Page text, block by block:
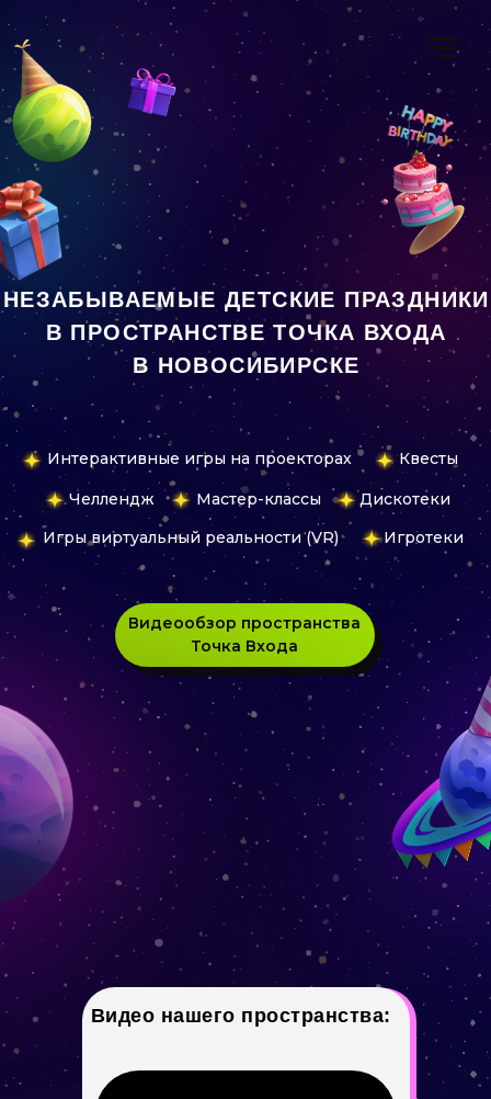
Челлендж
Мастер-классы
Игротеки
Дискотеки
Игры виртуальный реальности (VR)
НЕЗАБЫВАЕМЫЕ ДЕТСКИЕ ПРАЗДНИКИ
В ПРОСТРАНСТВЕ ТОЧКА ВХОДА
В НОВОСИБИРСКЕ
Интерактивные игры на проекторах Квесты
Видеообзор пространства
Точка Входа
Видео нашего пространства:
узнайте стоимость проведения
вашего праздника